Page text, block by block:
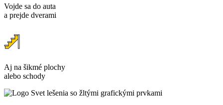
Vojde sa do auta
a prejde dverami
Aj na šikmé plochy
alebo schody